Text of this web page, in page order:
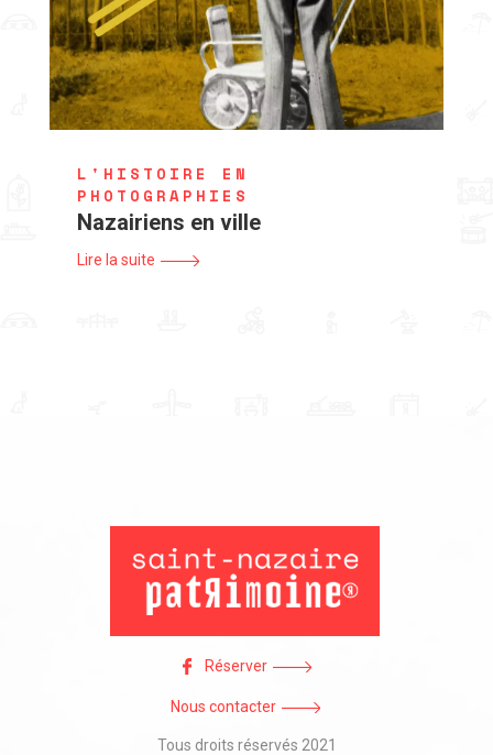
L'HISTOIRE EN
PHOTOGRAPHIES
Nazairiens en ville
Lire la suite
Réserver
Nous contacter
Tous droits réservés 2021